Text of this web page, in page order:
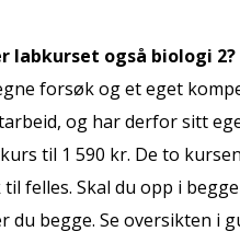
labkurset også biologi 2?
forsøk og et eget
og har derfor sitt
til 1 590 kr. De to
felles. Skal du opp i
du begge. Se oversikten i